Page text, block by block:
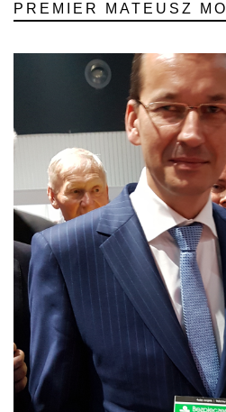
PREMIER MATEUSZ